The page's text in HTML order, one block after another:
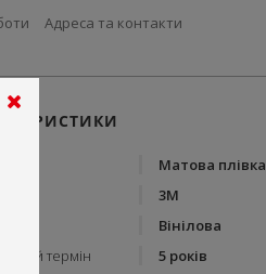
Адреса та контакти
Матова плівка
3М
Вінілова
термін
5 років